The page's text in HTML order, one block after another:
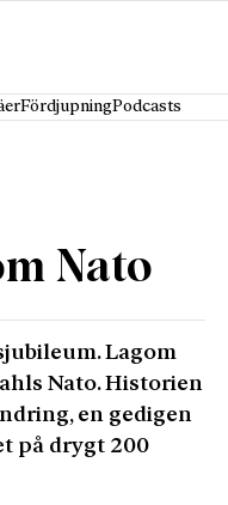
FördjupningPodcasts
Nato
Lagom
Nato. Historien
en gedigen
på drygt 200